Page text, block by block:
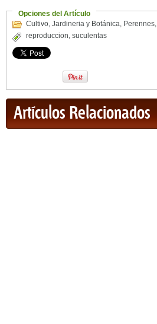
Opciones del Artículo
Cultivo, Jardineria y Botánica, Perennes,
reproduccion, suculentas
Artículos Relacionados